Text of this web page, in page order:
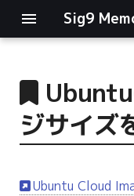
Sig9
main関数
リスト関連
ファイルの読み書き
ジサイズ
Ubuntu Cloud